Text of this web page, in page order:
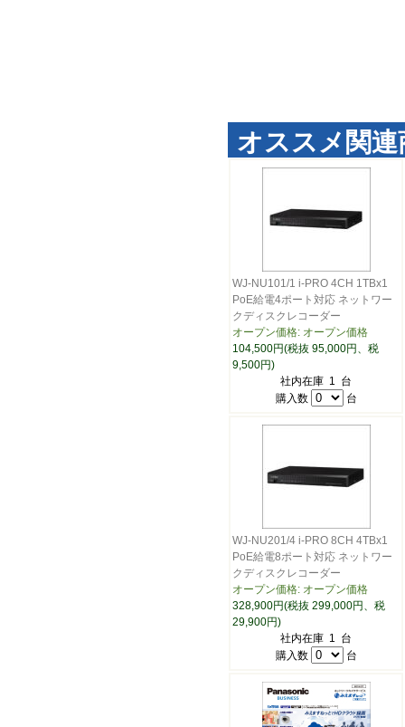
オススメ関
WJ-NU101/1 i-PRO 4CH 1TBx1
PoE給電4ポート対応 ネットワー
クディスクレコーダー
オープン価格: オープン価格
104,500円(税抜 95,000円、税
9,500円)
社内在庫 1 台
購入数
台
WJ-NU201/4 i-PRO 8CH 4TBx1
PoE給電8ポート対応 ネットワー
クディスクレコーダー
オープン価格: オープン価格
328,900円(税抜 299,000円、税
29,900円)
社内在庫 1 台
購入数
台